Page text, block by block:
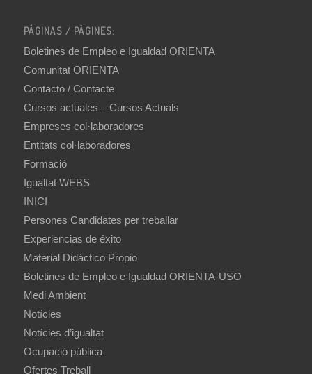
PÁGINAS / PÀGINES:
Boletines de Empleo e Igualdad ORIENTA
Comunitat ORIENTA
Contacto / Contacte
Cursos actuales – Cursos Actuals
Empreses col·laboradores
Entitats col·laboradores
Formació
Igualtat WEBS
INICI
Persones Candidates per treballar
Experiencias de éxito
Material Didáctico Propio
Boletines de Empleo e Igualdad ORIENTA-USO
Medi Ambient
Notícies
Notícies d’igualtat
Ocupació pública
Ofertes Treball